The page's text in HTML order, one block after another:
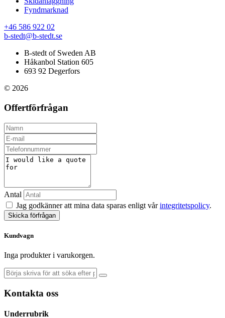
Fyndmarknad
+46 586 922 02
b-stedt@b-stedt.se
B-stedt of Sweden AB
Håkanbol Station 605
693 92 Degerfors
© 2026
Offertförfrågan
Antal
Jag godkänner att mina data sparas enligt vårintegritetspolicy.
Skicka förfrågan
Kundvagn
Inga produkter i varukorgen.
Kontakta oss
Underrubrik